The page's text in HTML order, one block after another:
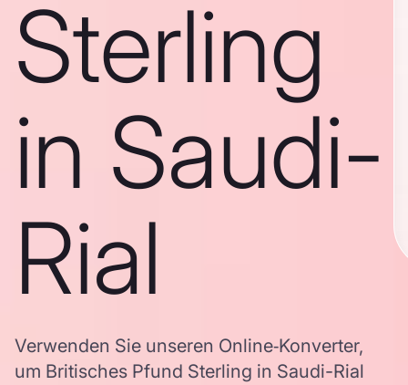
Sterling
in Saudi-
Rial
Verwenden Sie unseren Online‑Konverter,
um Britisches Pfund Sterling in Saudi-Rial